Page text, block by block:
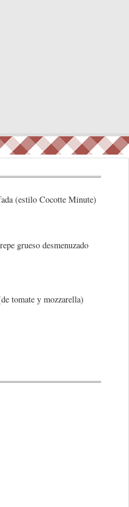
(estilo Cocotte Minute)
grueso desmenuzado
tomate y mozzarella)